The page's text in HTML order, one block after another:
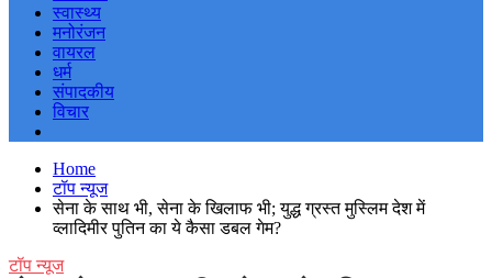
स्वास्थ्य
मनोरंजन
वायरल
धर्म
संपादकीय
विचार
Home
टॉप न्यूज
सेना के साथ भी, सेना के खिलाफ भी; युद्ध ग्रस्त मुस्लिम देश में
व्लादिमीर पुतिन का ये कैसा डबल गेम?
टॉप न्यूज